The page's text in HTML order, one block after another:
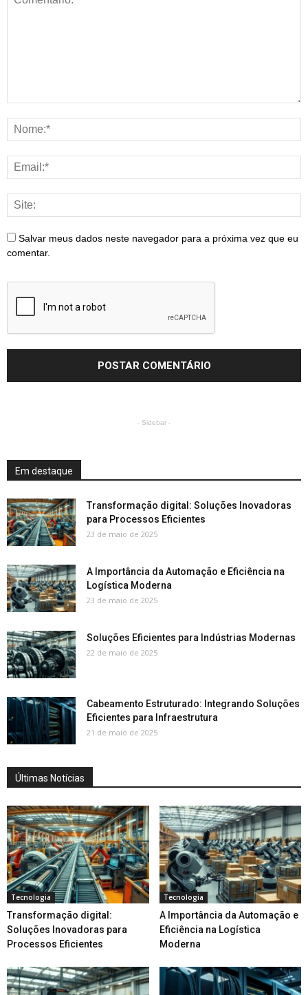
Salvar meus dados neste navegador para a próxima vez que eu
comentar.
- Sidebar -
Em destaque
Transformação digital: Soluções Inovadoras
para Processos Eficientes
23 de maio de 2025
A Importância da Automação e Eficiência na
Logística Moderna
23 de maio de 2025
Soluções Eficientes para Indústrias Modernas
22 de maio de 2025
Cabeamento Estruturado: Integrando Soluções
Eficientes para Infraestrutura
21 de maio de 2025
Últimas Notícias
Tecnologia
Transformação digital:
Soluções Inovadoras para
Processos Eficientes
Tecnologia
A Importância da Automação e
Eficiência na Logística
Moderna